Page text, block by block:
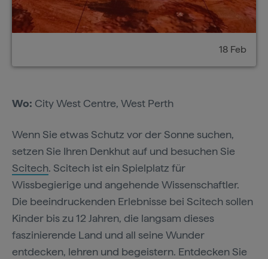
18 Feb
Wo: City West Centre, West Perth
Wenn Sie etwas Schutz vor der Sonne suchen,
setzen Sie Ihren Denkhut auf und besuchen Sie
Scitech. Scitech ist ein Spielplatz für
Wissbegierige und angehende Wissenschaftler.
Die beeindruckenden Erlebnisse bei Scitech sollen
Kinder bis zu 12 Jahren, die langsam dieses
faszinierende Land und all seine Wunder
entdecken, lehren und begeistern. Entdecken Sie